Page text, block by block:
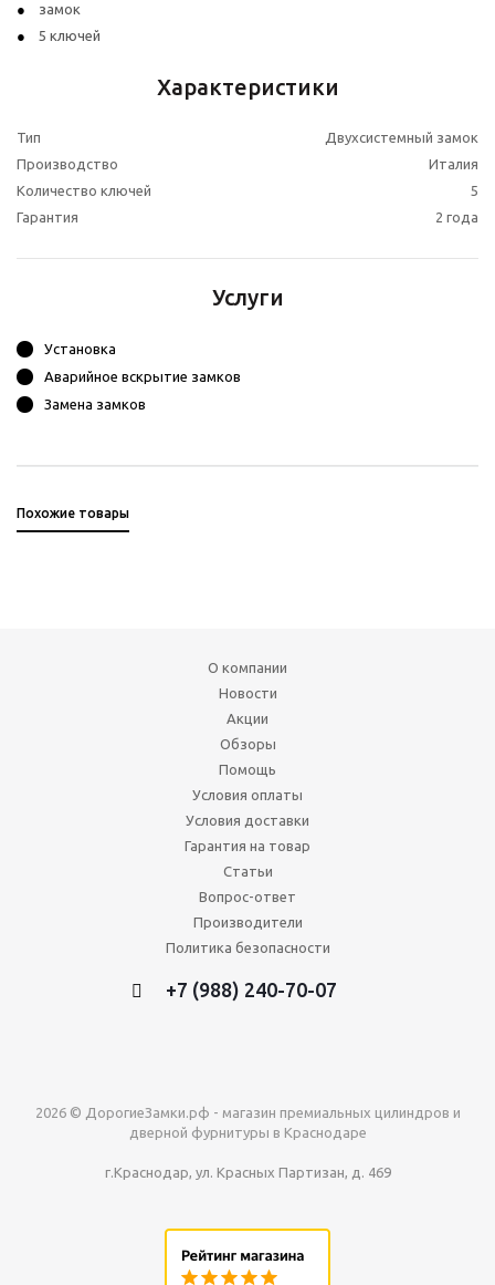
замок
5 ключей
Характеристики
Тип
Двухсистемный замок
Производство
Италия
Количество ключей
5
Гарантия
2 года
Услуги
Установка
Аварийное вскрытие замков
Замена замков
Похожие товары
О компании
Новости
Акции
Обзоры
Помощь
Условия оплаты
Условия доставки
Гарантия на товар
Статьи
Вопрос-ответ
Производители
Политика безопасности
+7 (988) 240-70-07
2026 © ДорогиеЗамки.рф - магазин премиальных цилиндров и
дверной фурнитуры в Краснодаре
г.Краснодар, ул. Красных Партизан, д. 469